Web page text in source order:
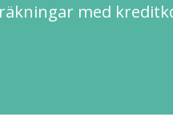
med